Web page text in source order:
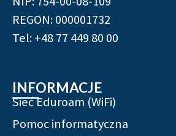
REGON: 000001732
Tel: +48 77 449 80 00
INFORMACJE
Sieć Eduroam (WiFi)
Pomoc informatyczna